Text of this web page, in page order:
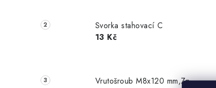
Svorka stahovací C
13 Kč
Vrutošroub M8x120 mm,Zn